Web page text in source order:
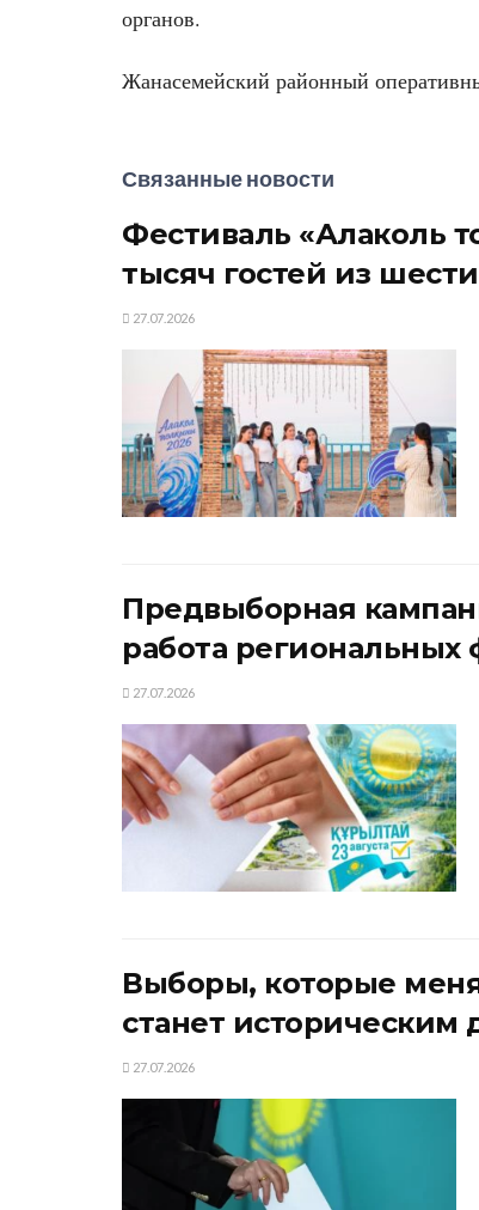
органов.
Жанасемейский районный
Связанные новости
Фестиваль «Алаколь
тысяч гостей из
27.07.2026
Предвыборная
работа
27.07.2026
Выборы, которые
станет историческим
27.07.2026